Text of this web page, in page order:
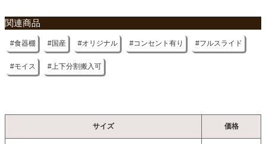
関連商品
食器棚 国産 オリジナル コンセント有り フルスライド
モイス 上下分割搬入可
サイズ 価格